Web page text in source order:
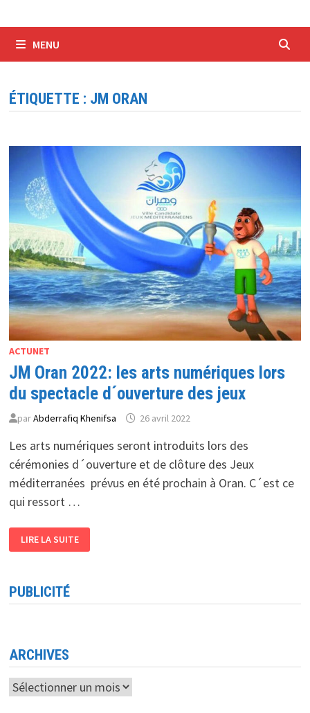
MENU
ÉTIQUETTE : JM ORAN
ACTUNET
JM Oran 2022: les arts numériques lors
du spectacle d´ouverture des jeux
parAbderrafiq Khenifsa 26 avril 2022
Les arts numériques seront introduits lors des
cérémonies d´ouverture et de clôture des Jeux
méditerranées prévus en été prochain à Oran. C´est ce
qui ressort …
ORAN
2022:
NUMÉRIQUES
LORS
DU
JEUX
LIRE LA SUITE
PUBLICITÉ
ARCHIVES
Archives